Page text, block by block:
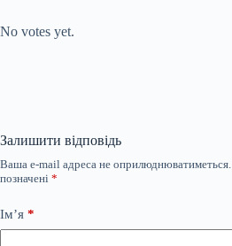
No votes yet.
Залишити відповідь
Ваша e-mail адреса не оприлюднюватиметься.
позначені *
Ім’я *